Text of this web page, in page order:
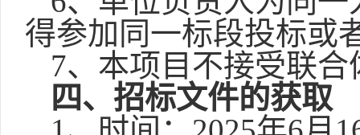
得参加同一标段投标或
7、本项目不接受联合
四、招标文件的获取